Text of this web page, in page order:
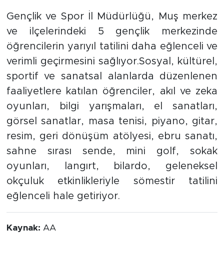
Gençlik ve Spor İl Müdürlüğü, Muş merkez
ve ilçelerindeki 5 gençlik merkezinde
öğrencilerin yarıyıl tatilini daha eğlenceli ve
verimli geçirmesini sağlıyor.Sosyal, kültürel,
sportif ve sanatsal alanlarda düzenlenen
faaliyetlere katılan öğrenciler, akıl ve zeka
oyunları, bilgi yarışmaları, el sanatları,
görsel sanatlar, masa tenisi, piyano, gitar,
resim, geri dönüşüm atölyesi, ebru sanatı,
sahne sırası sende, mini golf, sokak
oyunları, langırt, bilardo, geleneksel
okçuluk etkinlikleriyle sömestir tatilini
eğlenceli hale getiriyor.
Kaynak: AA